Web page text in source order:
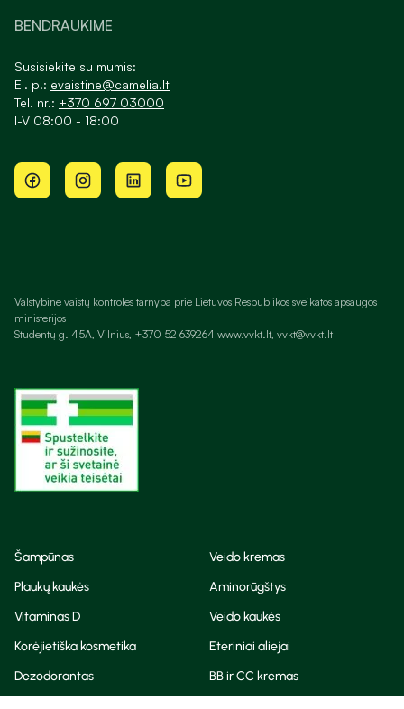
BENDRAUKIME
Susisiekite su mumis:
El. p.: evaistine@camelia.lt
Tel. nr.: +370 697 03000
I-V 08:00 - 18:00
Valstybinė vaistų kontrolės tarnyba prie Lietuvos Respublikos sveikatos apsaugos
ministerijos
Studentų g. 45A, Vilnius, +370 52 639264 www.vvkt.lt, vvkt@vvkt.lt
Šampūnas
Veido kremas
Plaukų kaukės
Aminorūgštys
Vitaminas D
Veido kaukės
Korėjietiška kosmetika
Eteriniai aliejai
Dezodorantas
BB ir CC kremas